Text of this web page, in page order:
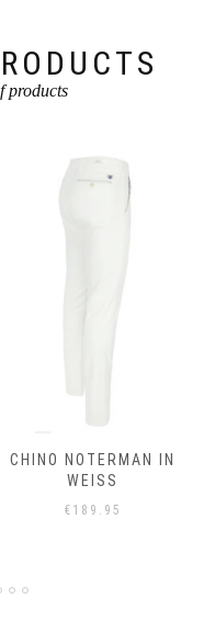
werden
products
CHINO NOTERMAN IN
WEISS
€ 189.95